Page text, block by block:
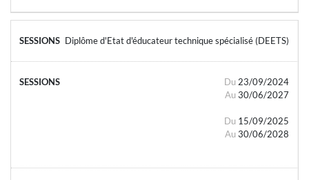
Diplôme d'Etat d'éducateur technique spécialisé (DEETS)
Du 23/09/2024
Au 30/06/2027
Du 15/09/2025
Au 30/06/2028